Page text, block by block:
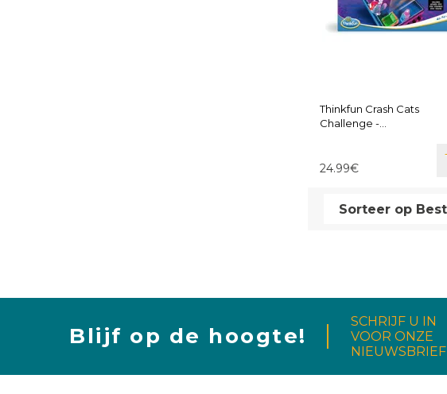
Thinkfun Crash Cats
Challenge -
24.99€
Blijf op de hoogte!
SCHRIJF U IN
VOOR ONZE
NIEUWSBRIEF